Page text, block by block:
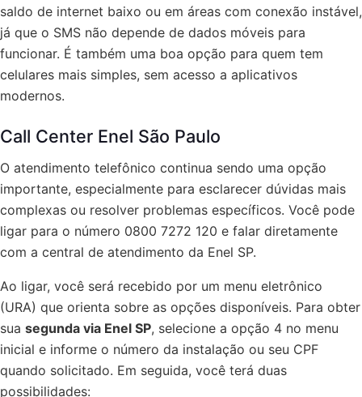
saldo de internet baixo ou em áreas com conexão instável,
já que o SMS não depende de dados móveis para
funcionar. É também uma boa opção para quem tem
celulares mais simples, sem acesso a aplicativos
modernos.
Call Center Enel São Paulo
O atendimento telefônico continua sendo uma opção
importante, especialmente para esclarecer dúvidas mais
complexas ou resolver problemas específicos. Você pode
ligar para o número 0800 7272 120 e falar diretamente
com a central de atendimento da Enel SP.
Ao ligar, você será recebido por um menu eletrônico
(URA) que orienta sobre as opções disponíveis. Para obter
sua segunda via Enel SP, selecione a opção 4 no menu
inicial e informe o número da instalação ou seu CPF
quando solicitado. Em seguida, você terá duas
possibilidades: